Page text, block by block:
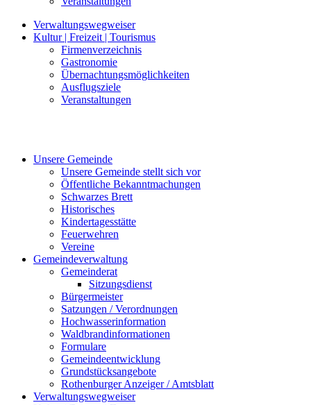
Verwaltungswegweiser
Kultur | Freizeit | Tourismus
Firmenverzeichnis
Gastronomie
Übernachtungsmöglichkeiten
Ausflugsziele
Veranstaltungen
Unsere Gemeinde
Unsere Gemeinde stellt sich vor
Öffentliche Bekanntmachungen
Schwarzes Brett
Historisches
Kindertagesstätte
Feuerwehren
Vereine
Gemeindeverwaltung
Gemeinderat
Sitzungsdienst
Bürgermeister
Satzungen / Verordnungen
Hochwasserinformation
Waldbrandinformationen
Formulare
Gemeindeentwicklung
Grundstücksangebote
Rothenburger Anzeiger / Amtsblatt
Verwaltungswegweiser